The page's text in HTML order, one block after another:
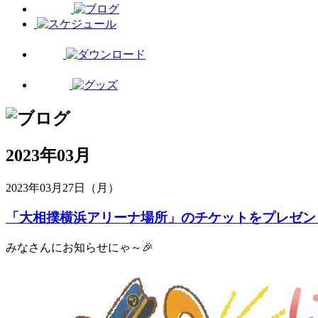
2023年03月
2023年03月27日（月）
「大相撲横浜アリーナ場所」のチケットをプレゼ
みなさんにお知らせにゃ～🎉